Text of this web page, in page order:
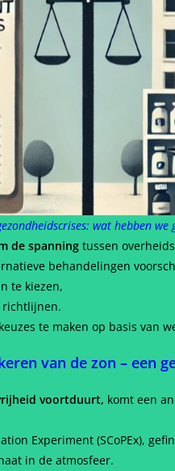
wat hebben we
de spanning tussen
behandelingen
te kiezen,
richtlijnen.
te maken op basis van
van de zon – een
voortduurt, komt een
Experiment (SCoPEx),
in de atmosfeer.